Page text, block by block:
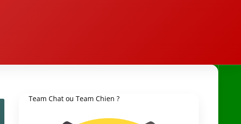
Team Chat ou Team Chien ?